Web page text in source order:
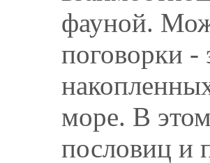
фауной.
поговорки -
море. В
пословиц и